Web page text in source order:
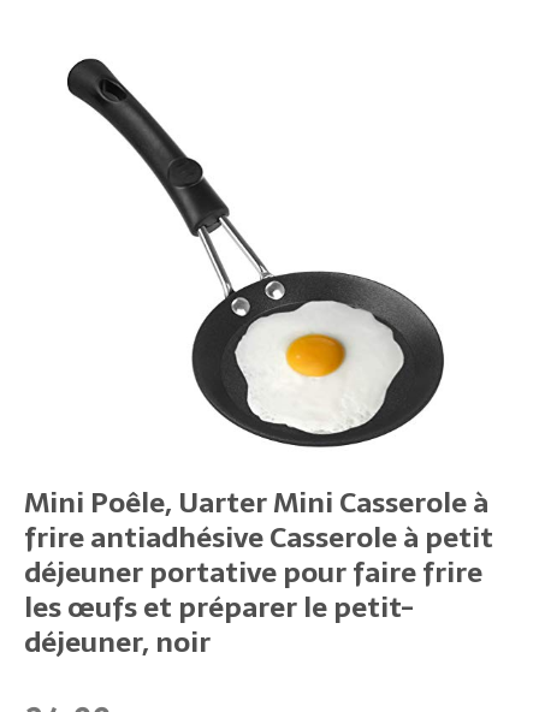
Mini Poêle, Uarter Mini Casserole à
frire antiadhésive Casserole à petit
déjeuner portative pour faire frire
les œufs et préparer le petit-
déjeuner, noir